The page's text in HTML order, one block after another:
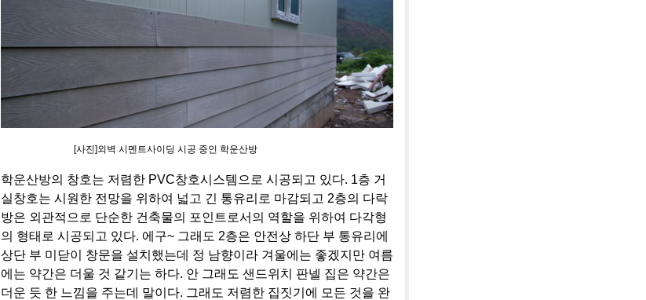
[사진]외벽 시멘트사이딩 시공 중인 학운산방
학운산방의 창호는 저렴한 PVC창호시스템으로 시공되고 있다. 1층 거
실창호는 시원한 전망을 위하여 넓고 긴 통유리로 마감되고 2층의 다락
방은 외관적으로 단순한 건축물의 포인트로서의 역할을 위하여 다각형
의 형태로 시공되고 있다. 에구~ 그래도 2층은 안전상 하단 부 통유리에
상단 부 미닫이 창문을 설치했는데 정 남향이라 겨울에는 좋겠지만 여름
에는 약간은 더울 것 같기는 하다. 안 그래도 샌드위치 판넬 집은 약간은
더운 듯 한 느낌을 주는데 말이다. 그래도 저렴한 집짓기에 모든 것을 완